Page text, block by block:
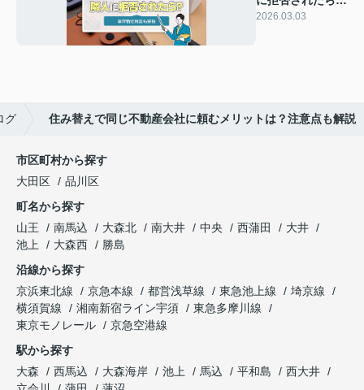
筆界特定制度も解
2026.03.03
グ 住み替えで同じ不動産会社に頼むメリットは？注意点も解説
市区町村から探す
大田区
品川区
町名から探す
山王
南馬込 大森北 南大井 中央 西蒲田
大井
池上
大森西
勝島
沿線から探す
京浜東北線
京急本線 都営浅草線 東急池上線
埼京線
横須賀線
湘南新宿ライン宇須
東急多摩川線
東京モノレール
京急空港線
駅から探す
大森
西馬込 大森海岸 池上 馬込 平和島
西大井